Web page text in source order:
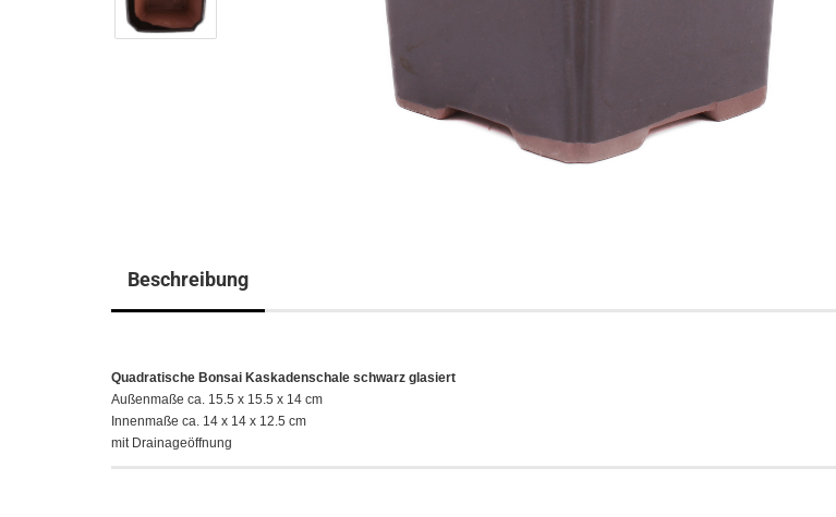
Beschreibung
Quadratische Bonsai Kaskadenschale schwarz glasiert
Außenmaße ca. 15.5 x 15.5 x 14 cm
Innenmaße ca. 14 x 14 x 12.5 cm
mit Drainageöffnung